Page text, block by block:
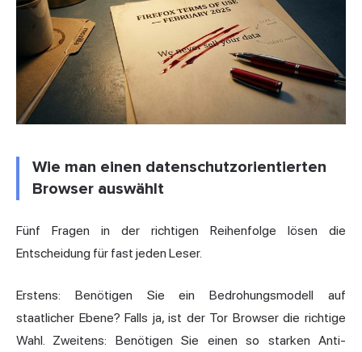
Wie man einen datenschutzorientierten
Browser auswählt
Fünf Fragen in der richtigen Reihenfolge lösen die
Entscheidung für fast jeden Leser.
Erstens: Benötigen Sie ein Bedrohungsmodell auf
staatlicher Ebene? Falls ja, ist der Tor Browser die richtige
Wahl. Zweitens: Benötigen Sie einen so starken Anti-